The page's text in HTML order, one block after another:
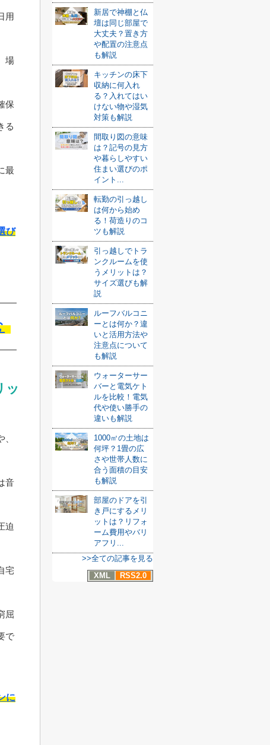
用
場
保
る
最
び
ッ
音
迫
宅
屈
で
に
新居で神棚と仏
壇は同じ部屋で
大丈夫？置き方
や配置の注意点
も解説
キッチンの床下
収納に何入れ
る？入れてはい
けない物や湿気
対策も解説
間取り図の意味
は？記号の見方
や暮らしやすい
住まい選びのポ
イント...
転勤の引っ越し
は何から始め
る！荷造りのコ
ツも解説
引っ越しでトラ
ンクルームを使
うメリットは？
サイズ選びも解
説
ルーフバルコニ
ーとは何か？違
いと活用方法や
注意点について
も解説
ウォーターサー
バーと電気ケト
ルを比較！電気
代や使い勝手の
違いも解説
1000㎡の土地は
何坪？1畳の広
さや世帯人数に
合う面積の目安
も解説
部屋のドアを引
き戸にするメリ
ットは？リフォ
ーム費用やバリ
アフリ...
>>全ての記事を見る
XML
RSS2.0